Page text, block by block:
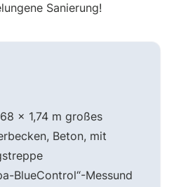
Sanierung!
x 1,74 m großes
Beton, mit
BlueControl“-Messund